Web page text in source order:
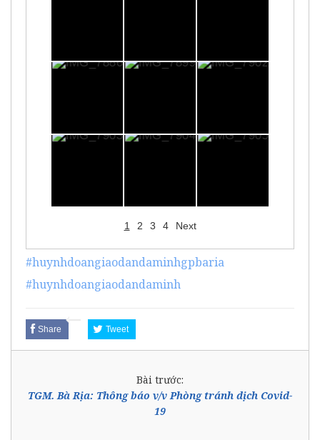
1 2 3 4 Next
#huynhdoangiaodandaminhgpbaria
#huynhdoangiaodandaminh
Share Tweet
Bài trước:
TGM. Bà Rịa: Thông báo v/v Phòng tránh dịch Covid-
19